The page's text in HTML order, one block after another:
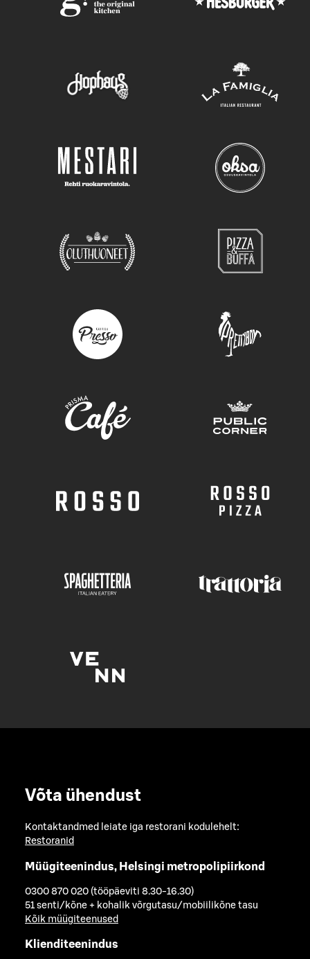
Võta ühendust
Kontaktandmed leiate iga restorani kodulehelt:
Restoranid
Müügiteenindus, Helsingi metropolipiirkond
0300 870 020 (tööpäeviti 8.30-16.30)
51 senti/kõne + kohalik võrgutasu/mobiilikõne tasu
Kõik müügiteenused
Klienditeenindus